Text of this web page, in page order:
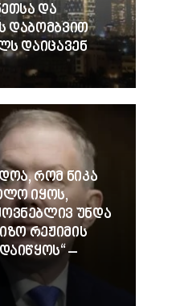
და
დაბომბვით
დაიცავენ
რომ ნიკა
იყოს,
უნდა
რეჟიმის
–